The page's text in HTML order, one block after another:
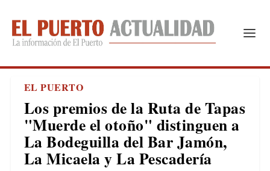
EL PUERTO
Los premios de la Ruta de Tapas
"Muerde el otoño" distinguen a
La Bodeguilla del Bar Jamón,
La Micaela y La Pescadería